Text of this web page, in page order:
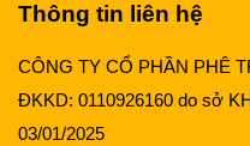
Thông tin liên hệ
CÔNG TY CỔ PHẦN PHÊ
ĐKKD: 0110926160 do sở
03/01/2025